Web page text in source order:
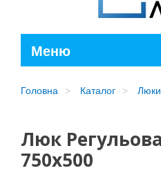
Головна Каталог Люки
Люк
750x500